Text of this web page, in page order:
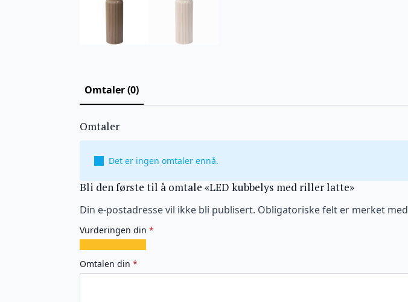
Omtaler (0)
Omtaler
Det er ingen omtaler ennå.
Bli den første til å omtale «LED kubbelys med riller latte»
Din e-postadresse vil ikke bli publisert. Obligatoriske felt er merket med
Vurderingen din *
av
5
av
5
av
5
av
5
av
5
Omtalen din *